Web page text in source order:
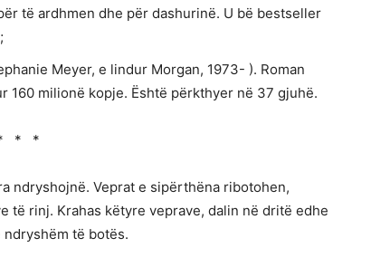
të ardhmen dhe për dashurinë. U bë bestseller
Meyer, e lindur Morgan, 1973- ). Roman
160 milionë kopje. Është përkthyer në 37 gjuhë.
* *
ndryshojnë. Veprat e sipërthëna ribotohen,
të rinj. Krahas këtyre veprave, dalin në dritë edhe
të botës.